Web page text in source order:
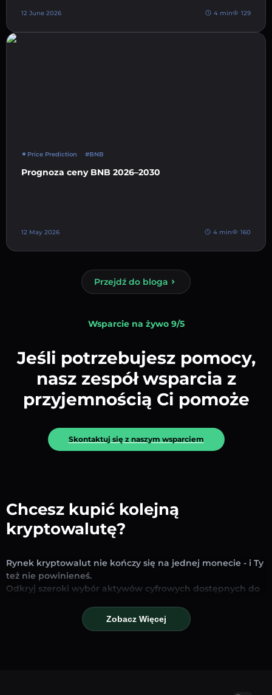
12 June 2026 4 min 129
Price Prediction #BNB
Prognoza ceny BNB 2026–2030
12 May 2026 4 min 160
Przejdź do bloga
Wsparcie na żywo 9/5
Jeśli potrzebujesz pomocy,
nasz zespół wsparcia z
przyjemnością Ci pomoże
Skontaktuj się z naszym wsparciem
Chcesz kupić kolejną
kryptowalutę?
Rynek kryptowalut nie kończy się na jednej monecie - i Ty
też nie powinieneś.
Odkryj szeroki wybór aktywów cyfrowych dostępnych do
tego, czy szukasz uznanych stablecoinów, obiecujących
altcoinów czy nowych trendujących tokenów – znajdziesz
Zobacz Więcej